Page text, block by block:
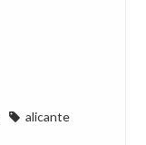
alicante